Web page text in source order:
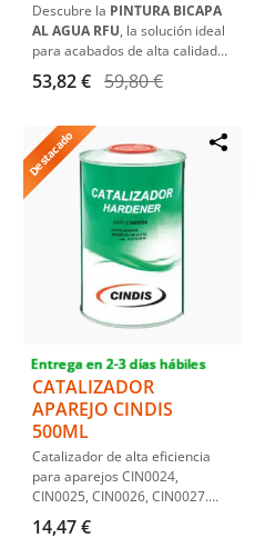
Descubre la PINTURA BICAPA
AL AGUA RFU, la solución ideal
para acabados de alta calidad
en el sector automotriz e
industrial. Disponible en
envases de 1L, 4L o 20L
Perfectacombinación con
Barniz LACA ANTISCRATCH HS
para un brillo excepcional.
53,82 € 59,80 €
Destacado
Entrega en 2-3 días hábiles
CATALIZADOR
APAREJO CINDIS
500ML
Catalizador de alta eficiencia
para aparejos CIN0024,
CIN0025, CIN0026, CIN0027.
Ideal para procesos de pintura
automotriz, asegura una mezcla
14,47 €